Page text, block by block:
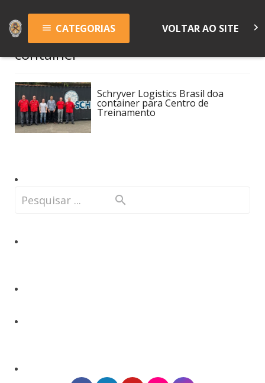
menu CATEGORIAS VOLTAR AO SITE keyboard_arrow_right
container
Schryver Logistics Brasil doa
container para Centro de
Treinamento